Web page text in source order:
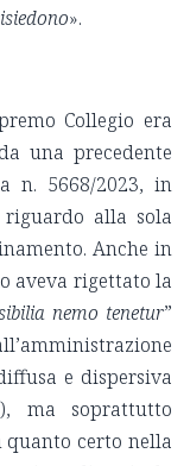
».
Collegio era
una precedente
n. 5668/2023, in
alla sola
Anche in
aveva rigettato la
nemo tenetur”
e dispersiva
ma soprattutto
certo nella